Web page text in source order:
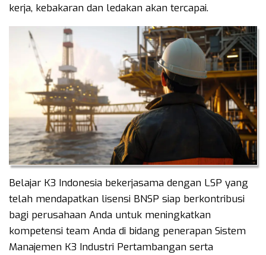
kerja, kebakaran dan ledakan akan tercapai.
Belajar K3 Indonesia bekerjasama dengan LSP yang
telah mendapatkan lisensi BNSP siap berkontribusi
bagi perusahaan Anda untuk meningkatkan
kompetensi team Anda di bidang penerapan Sistem
Manajemen K3 Industri Pertambangan serta